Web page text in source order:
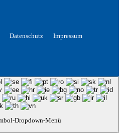
Datenschutz Impressum